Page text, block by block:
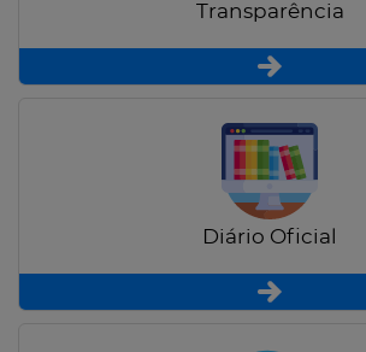
Transparência
Diário Oficial